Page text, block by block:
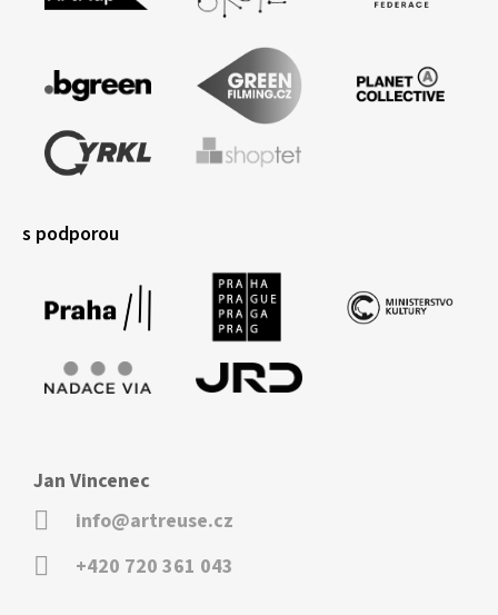
s podporou
Jan Vincenec
info@artreuse.cz
+420 720 361 043